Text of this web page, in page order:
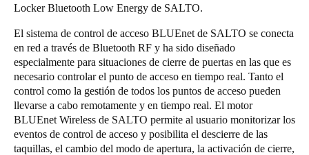
Locker Bluetooth Low Energy de SALTO.
El sistema de control de acceso BLUEnet de SALTO se conecta
en red a través de Bluetooth RF y ha sido diseñado
especialmente para situaciones de cierre de puertas en las que es
necesario controlar el punto de acceso en tiempo real. Tanto el
control como la gestión de todos los puntos de acceso pueden
llevarse a cabo remotamente y en tiempo real. El motor
BLUEnet Wireless de SALTO permite al usuario monitorizar los
eventos de control de acceso y posibilita el descierre de las
taquillas, el cambio del modo de apertura, la activación de cierre,